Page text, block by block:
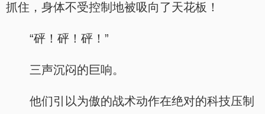
抓住，身体不受控制地被吸向了天花板！
“砰！砰！砰！”
三声沉闷的巨响。
他们引以为傲的战术动作在绝对的科技压制